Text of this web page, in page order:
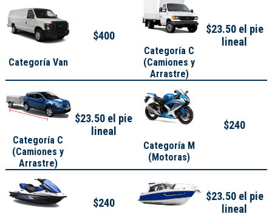
Categoría Van
$400
Categoría C
(Camiones y
Arrastre)
$23.50 el pie
lineal
Categoría C
(Camiones y
Arrastre)
$23.50 el pie
lineal
Categoría M
(Motoras)
$240
$240
$23.50 el pie
lineal